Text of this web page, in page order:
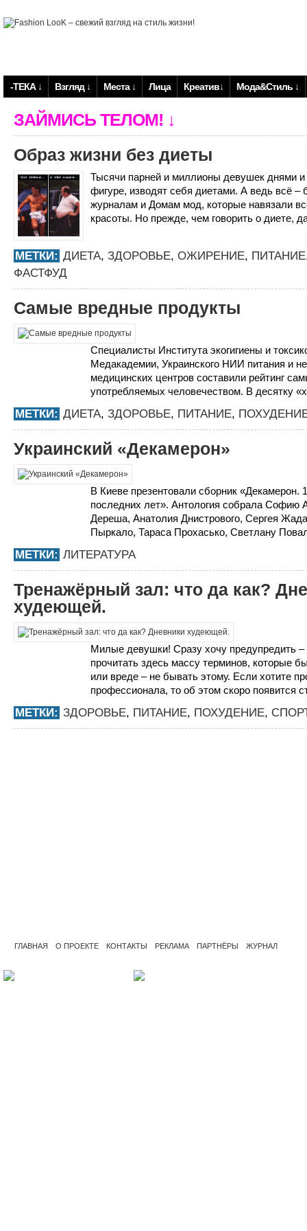
-ТЕКА ↓ Взгляд ↓ Места ↓ Лица Креатив↓ Мода&Стиль ↓
ЗАЙМИСЬ ТЕЛОМ! ↓
Образ жизни без диеты
Тысячи парней и миллионы девушек днями и
фигуре, изводят себя диетами. А ведь всё –
журналам и Домам мод, которые навязали
красоты. Но прежде, чем говорить о диете,
МЕТКИ: ДИЕТА, ЗДОРОВЬЕ, ОЖИРЕНИЕ, ПИТАНИЕ
ФАСТФУД
Самые вредные продукты
Специалисты Института экогигиены и
Медакадемии, Украинского НИИ питания и
медицинских центров составили рейтинг
употребляемых человечеством. В десятку
МЕТКИ: ДИЕТА, ЗДОРОВЬЕ, ПИТАНИЕ,
Украинский «Декамерон»
В Киеве презентовали сборник «Декамерон.
последних лет». Антология собрала Софию
Дереша, Анатолия Днистрового, Сергея
Пыркало, Тараса Прохасько, Светлану
МЕТКИ: ЛИТЕРАТУРА
Тренажёрный зал: что да как?
худеющей.
Милые девушки! Сразу хочу предупредить –
прочитать здесь массу терминов, которые
или вреде – не бывать этому. Если хотите
профессионала, то об этом скоро появится
МЕТКИ: ЗДОРОВЬЕ, ПИТАНИЕ, ПОХУДЕНИЕ,
ГЛАВНАЯ О ПРОЕКТЕ КОНТАКТЫ РЕКЛАМА ПАРТНЁРЫ ЖУРНАЛ